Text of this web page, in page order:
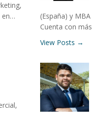
en…
(España) y
Cuenta con
View Posts →